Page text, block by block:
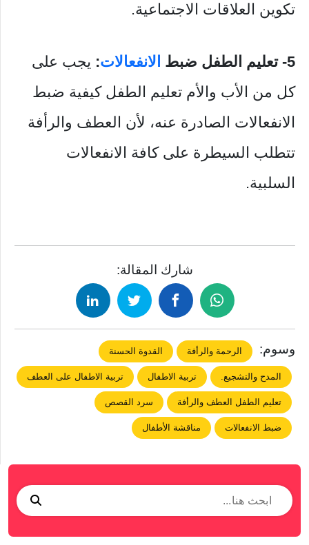
تكوين العلاقات الاجتماعية.
5- تعليم الطفل ضبط الانفعالات: يجب على
كل من الأب والأم تعليم الطفل كيفية ضبط
الانفعالات الصادرة عنه، لأن العطف والرأفة
تتطلب السيطرة على كافة الانفعالات
السلبية.
شارك المقالة:
وسوم: الرحمة والرأفة القدوة الحسنة
المدح والتشجيع. تربية الاطفال تربية الاطفال على العطف
تعليم الطفل العطف والرأفة سرد القصص
ضبط الانفعالات مناقشة الأطفال